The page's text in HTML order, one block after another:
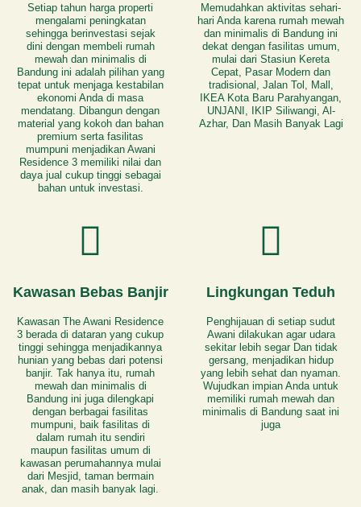
Setiap tahun harga properti
mengalami peningkatan
sehingga berinvestasi sejak
dini dengan membeli rumah
mewah dan minimalis di
Bandung ini adalah pilihan yang
tepat untuk menjaga kestabilan
ekonomi Anda di masa
mendatang. Dibangun dengan
material yang kokoh dan bahan
premium serta fasilitas
mumpuni menjadikan Awani
Residence 3 memiliki nilai dan
daya jual cukup tinggi sebagai
bahan untuk investasi.
Memudahkan aktivitas sehari-
hari Anda karena rumah mewah
dan minimalis di Bandung ini
dekat dengan fasilitas umum,
mulai dari Stasiun Kereta
Cepat, Pasar Modern dan
tradisional, Jalan Tol, Mall,
IKEA Kota Baru Parahyangan,
UNJANI, IKIP Siliwangi, Al-
Azhar, Dan Masih Banyak Lagi
Kawasan Bebas Banjir
Kawasan The Awani Residence
3 berada di dataran yang cukup
tinggi sehingga menjadikannya
hunian yang bebas dari potensi
banjir. Tak hanya itu, rumah
mewah dan minimalis di
Bandung ini juga dilengkapi
dengan berbagai fasilitas
mumpuni, baik fasilitas di
dalam rumah itu sendiri
maupun fasilitas umum di
kawasan perumahannya mulai
dari Mesjid, taman bermain
anak, dan masih banyak lagi.
Lingkungan Teduh
Penghijauan di setiap sudut
Awani dilakukan agar udara
sekitar lebih segar Dan tidak
gersang, menjadikan hidup
yang lebih sehat dan nyaman.
Wujudkan impian Anda untuk
memiliki rumah mewah dan
minimalis di Bandung saat ini
juga